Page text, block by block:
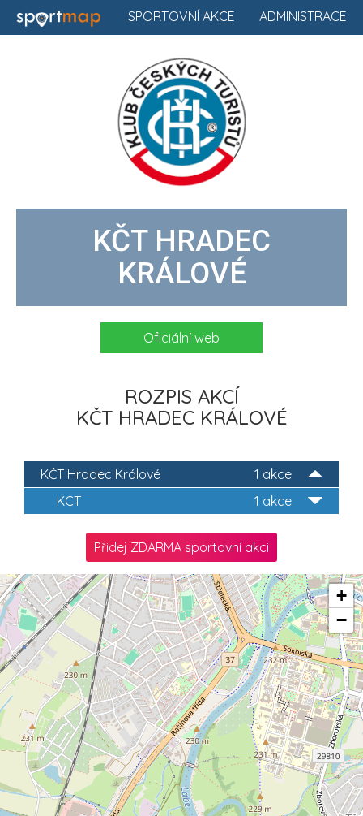
ADMINISTRACE
SPORTOVNÍ AKCE
KČT HRADEC
KRÁLOVÉ
Oficiální web
ROZPIS AKCÍ
KČT HRADEC KRÁLOVÉ
1 akce
KČT Hradec Králové
1 akce
KCT
Přidej ZDARMA sportovní akci
+
−